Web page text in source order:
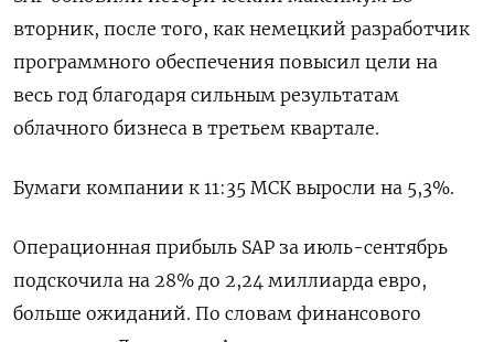
вторник, после того, как немецкий разработчик
программного обеспечения повысил цели на
весь год благодаря сильным результатам
облачного бизнеса в третьем квартале.
Бумаги компании к 11:35 МСК выросли на 5,3%​.
Операционная прибыль SAP за июль-сентябрь
подскочила на 28% до 2,24 миллиарда евро,
больше ожиданий. По словам финансового